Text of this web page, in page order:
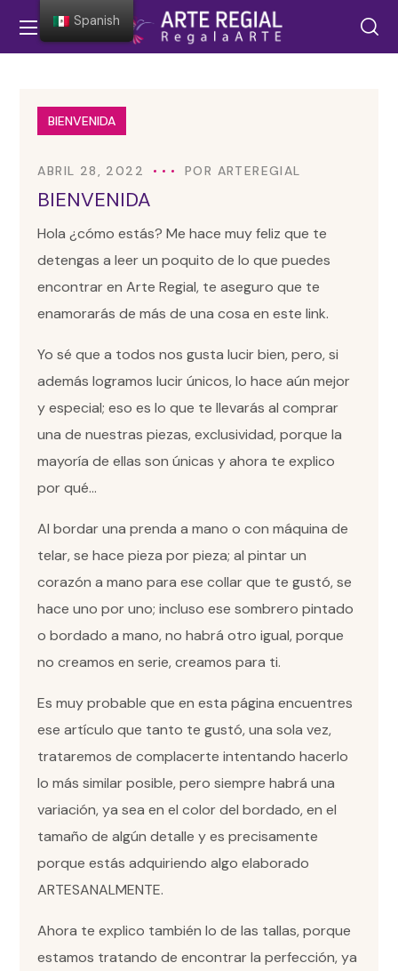
BIENVENIDA
ABRIL 28, 2022 POR ARTEREGIAL
BIENVENIDA
Hola ¿cómo estás? Me hace muy feliz que te
detengas a leer un poquito de lo que puedes
encontrar en Arte Regial, te aseguro que te
enamorarás de más de una cosa en este link.
Yo sé que a todos nos gusta lucir bien, pero, si
además logramos lucir únicos, lo hace aún mejor
y especial; eso es lo que te llevarás al comprar
una de nuestras piezas, exclusividad, porque la
mayoría de ellas son únicas y ahora te explico
por qué…
Al bordar una prenda a mano o con máquina de
telar, se hace pieza por pieza; al pintar un
corazón a mano para ese collar que te gustó, se
hace uno por uno; incluso ese sombrero pintado
o bordado a mano, no habrá otro igual, porque
no creamos en serie, creamos para ti.
Es muy probable que en esta página encuentres
ese artículo que tanto te gustó, una sola vez,
trataremos de complacerte intentando hacerlo
lo más similar posible, pero siempre habrá una
variación, ya sea en el color del bordado, en el
tamaño de algún detalle y es precisamente
porque estás adquiriendo algo elaborado
ARTESANALMENTE.
Ahora te explico también lo de las tallas, porque
estamos tratando de encontrar la perfección, ya
Spanish